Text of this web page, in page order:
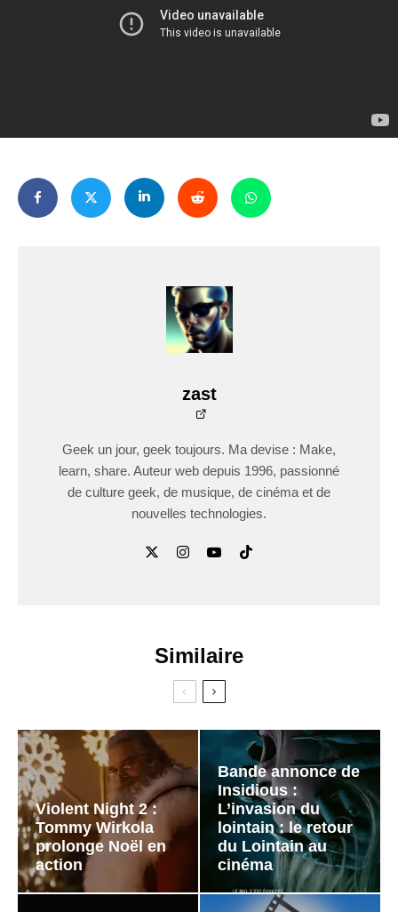
zast
Geek un jour, geek toujours. Ma devise : Make,
learn, share. Auteur web depuis 1996, passionné
de culture geek, de musique, de cinéma et de
nouvelles technologies.
Similaire
Violent Night 2 :
Tommy Wirkola
prolonge Noël en
action
Bande annonce de
Insidious :
L’invasion du
lointain : le retour
du Lointain au
cinéma